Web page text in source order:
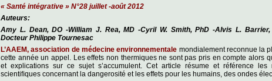
« Santé intégrative » N°28 juillet -août 2012
Auteurs:
Amy L. Dean, DO -William J. Rea, MD -Cyril W. Smith, PhD -Alvis L.
Docteur Philippe Tournesac
L’AAEM, association de médecine environnementale mondialement reconnue la
cette année un appel. Les effets non thermiques ne sont pas pris en compte alors
et explications sur ce sujet s’accumulent. Cet article résume et référence les
scientiﬁques concernant la dangerosité et les effets pour les humains, des ondes